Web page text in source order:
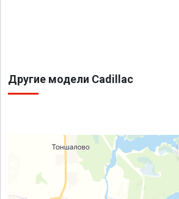
Другие модели Cadillac